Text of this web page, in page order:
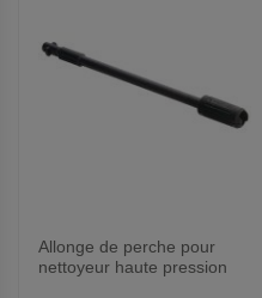
Allonge de perche pour
nettoyeur haute pression